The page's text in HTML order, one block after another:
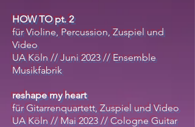
HOW TO pt. 2
für Violine, Percussion, Zuspiel und
Video
UA Köln // Juni 2023 // Ensemble
Musikfabrik
reshape my heart
für Gitarrenquartett, Zuspiel und Video
UA Köln // Mai 2023 // Cologne Guitar